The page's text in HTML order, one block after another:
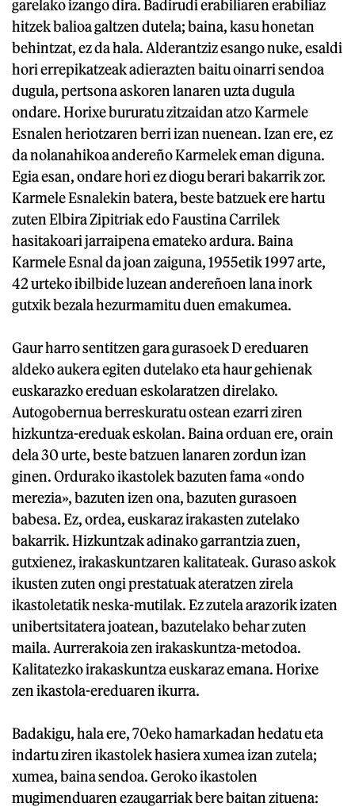
garelako izango dira. Badirudi erabiliaren erabiliaz
hitzek balioa galtzen dutela; baina, kasu honetan
behintzat, ez da hala. Alderantziz esango nuke, esaldi
hori errepikatzeak adierazten baitu oinarri sendoa
dugula, pertsona askoren lanaren uzta dugula
ondare. Horixe bururatu zitzaidan atzo Karmele
Esnalen heriotzaren berri izan nuenean. Izan ere, ez
da nolanahikoa andereño Karmelek eman diguna.
Egia esan, ondare hori ez diogu berari bakarrik zor.
Karmele Esnalekin batera, beste batzuek ere hartu
zuten Elbira Zipitriak edo Faustina Carrilek
hasitakoari jarraipena emateko ardura. Baina
Karmele Esnal da joan zaiguna, 1955etik 1997 arte,
42 urteko ibilbide luzean andereñoen lana inork
gutxik bezala hezurmamitu duen emakumea.
Gaur harro sentitzen gara gurasoek D ereduaren
aldeko aukera egiten dutelako eta haur gehienak
euskarazko ereduan eskolaratzen direlako.
Autogobernua berreskuratu ostean ezarri ziren
hizkuntza-ereduak eskolan. Baina orduan ere, orain
dela 30 urte, beste batzuen lanaren zordun izan
ginen. Ordurako ikastolek bazuten fama «ondo
merezia», bazuten izen ona, bazuten gurasoen
babesa. Ez, ordea, euskaraz irakasten zutelako
bakarrik. Hizkuntzak adinako garrantzia zuen,
gutxienez, irakaskuntzaren kalitateak. Guraso askok
ikusten zuten ongi prestatuak ateratzen zirela
ikastoletatik neska-mutilak. Ez zutela arazorik izaten
unibertsitatera joatean, bazutelako behar zuten
maila. Aurrerakoia zen irakaskuntza-metodoa.
Kalitatezko irakaskuntza euskaraz emana. Horixe
zen ikastola-ereduaren ikurra.
Badakigu, hala ere, 70eko hamarkadan hedatu eta
indartu ziren ikastolek hasiera xumea izan zutela;
xumea, baina sendoa. Geroko ikastolen
mugimenduaren ezaugarriak bere baitan zituena: